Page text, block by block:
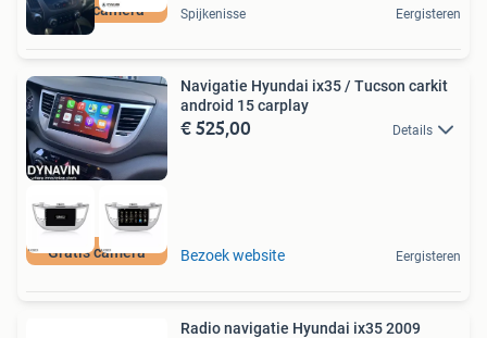
gratis camera Spijkenisse Eergisteren
Gratis camera
Navigatie Hyundai ix35 / Tucson carkit
android 15 carplay
€ 525,00 Details
Bezoek website Eergisteren
Radio navigatie Hyundai ix35 2009